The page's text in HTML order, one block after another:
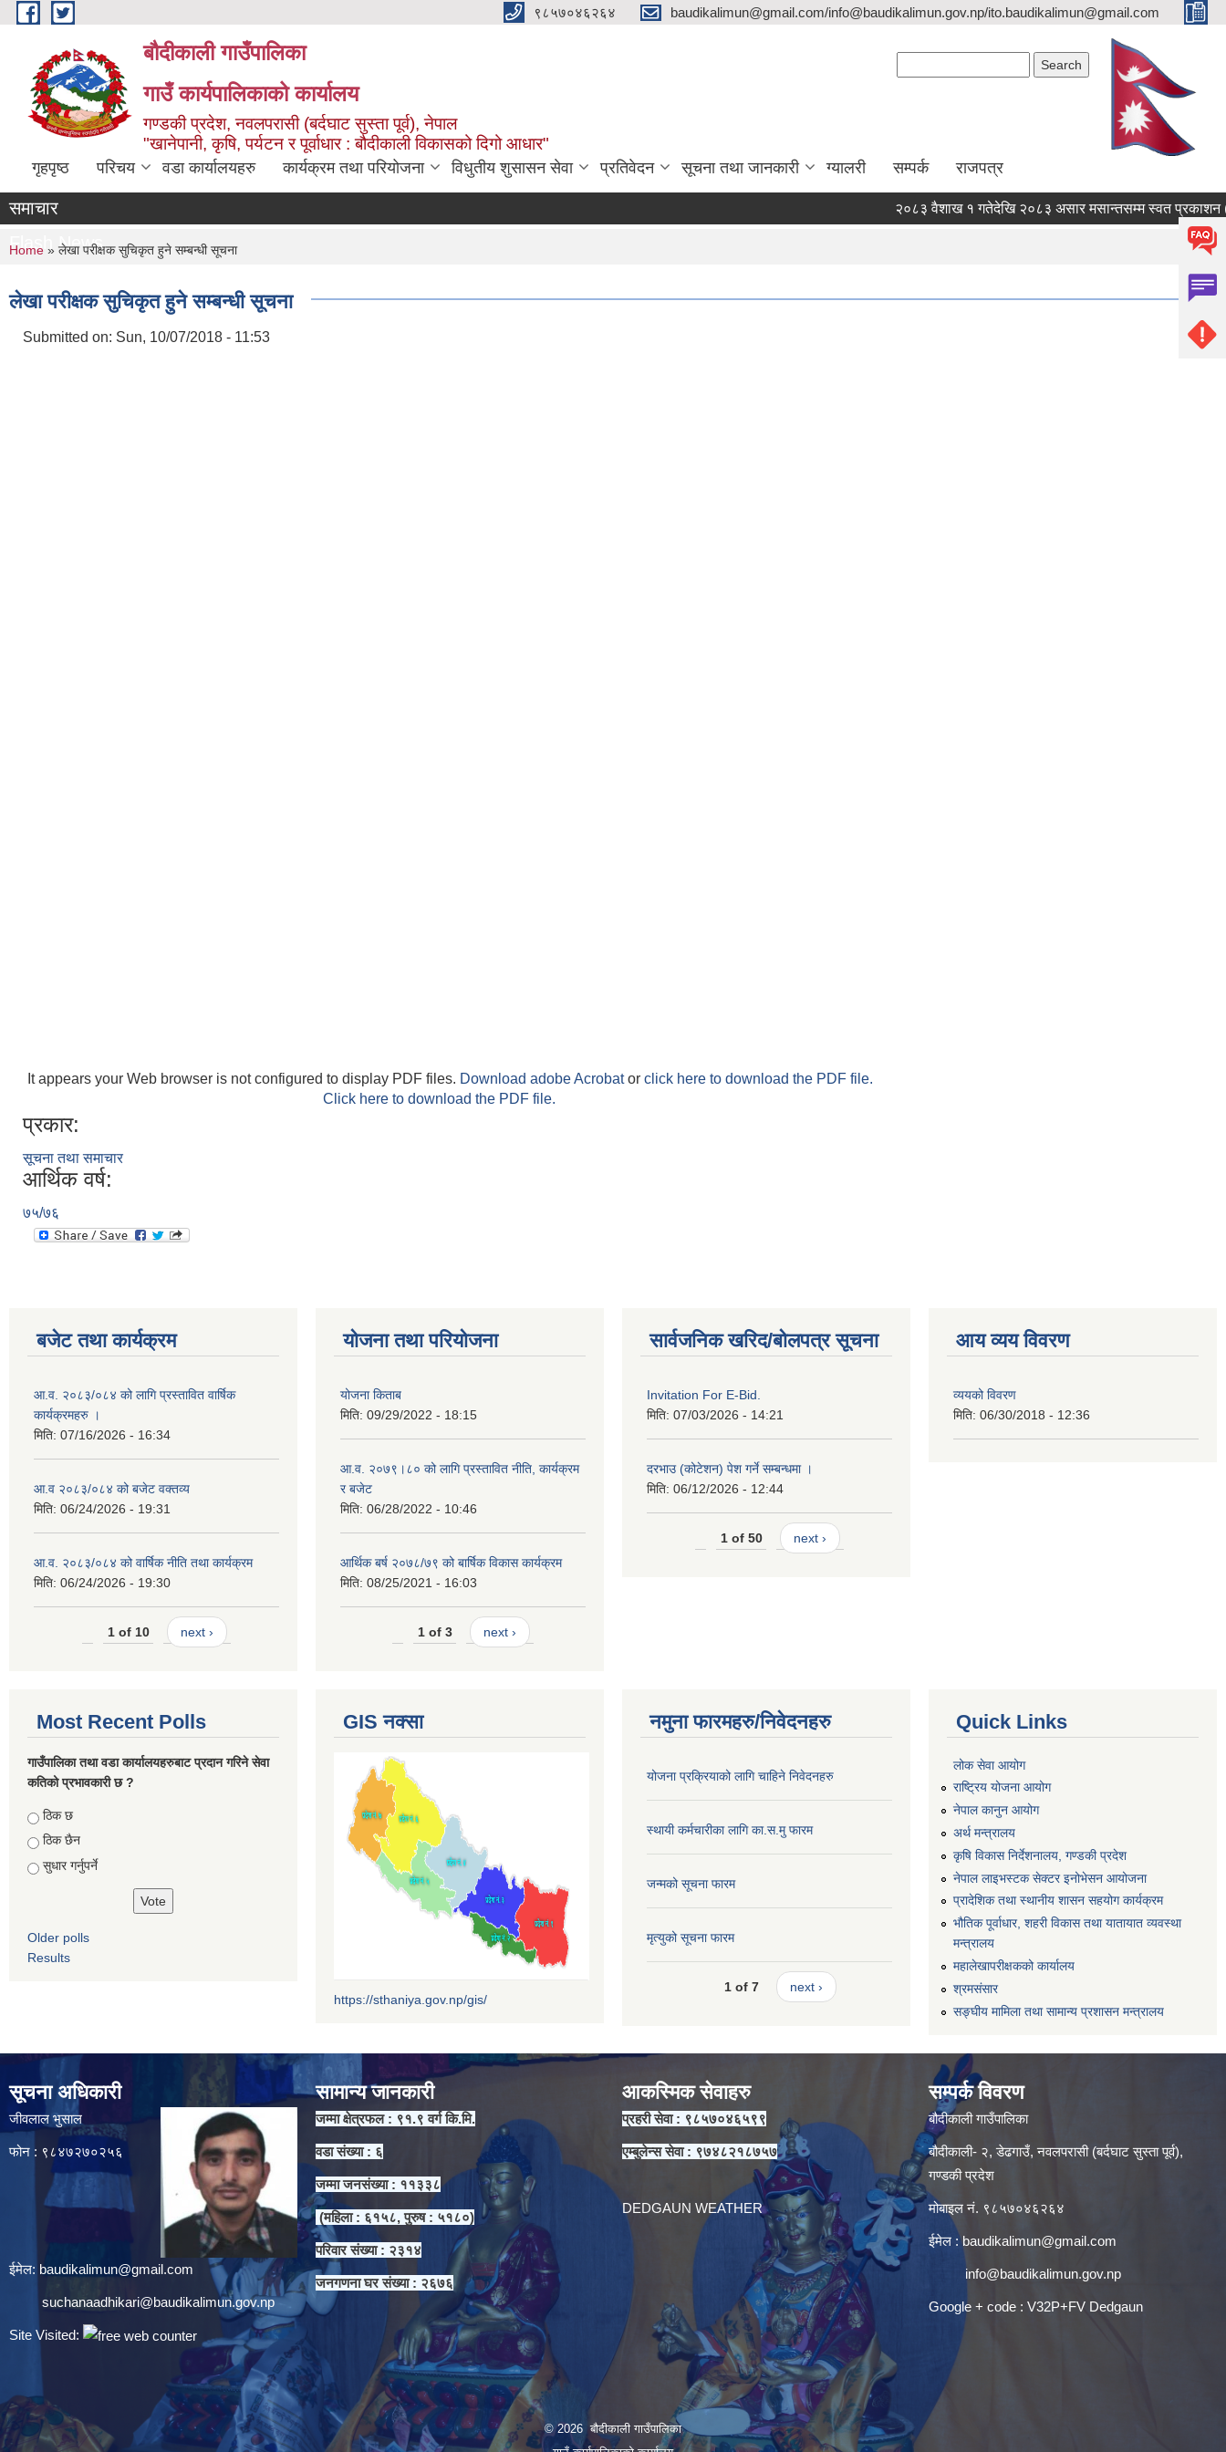
Skip to main content ९८५७०४६२६४ baudikalimun@gmail.com/info@baudikalimun.gov.np/ito.baudikalimun@gmail.com
बौदीकाली गाउँपालिका
गाउँ कार्यपालिकाको कार्यालय
गण्डकी प्रदेश, नवलपरासी (बर्दघाट सुस्ता पूर्व), नेपाल
"खानेपानी, कृषि, पर्यटन र पूर्वाधार : बौदीकाली विकासको दिगो आधार"
गृहपृष्ठ परिचय वडा कार्यालयहरु कार्यक्रम तथा परियोजना विधुतीय शुसासन सेवा प्रतिवेदन सूचना तथा जानकारी ग्यालरी सम्पर्क राजपत्र
समाचार २०८३ वैशाख १ गतेदेखि २०८३ असार मसान्तसम्म स्वत प्रकाशन
Flash News २०८३ वैशाख १ गतेदेखि २०८३ असार मसान्तसम्म स्वत प्रकाशन
You are here
Home » लेखा परीक्षक सुचिकृत हुने सम्बन्धी सूचना
लेखा परीक्षक सुचिकृत हुने सम्बन्धी सूचना
Submitted on: Sun, 10/07/2018 - 11:53
It appears your Web browser is not configured to display PDF files. Download adobe Acrobator click here to download the PDF file.
Click here to download the PDF file.
प्रकार:
सूचना तथा समाचार
आर्थिक वर्ष:
७५/७६
बजेट तथा कार्यक्रम
आ.व. २०८३/०८४ को लागि प्रस्तावित वार्षिक
कार्यक्रमहरु ।
मिति: 07/16/2026 - 16:34
आ.व २०८३/०८४ को बजेट वक्तव्य
मिति: 06/24/2026 - 19:31
आ.व. २०८३/०८४ को वार्षिक नीति तथा कार्यक्रम
मिति: 06/24/2026 - 19:30
1 of 10 next ›
योजना तथा परियोजना
योजना किताब
मिति: 09/29/2022 - 18:15
आ.व. २०७९।८० को लागि प्रस्तावित नीति, कार्यक्रम
र बजेट
मिति: 06/28/2022 - 10:46
आर्थिक बर्ष २०७८/७९ को बार्षिक विकास कार्यक्रम
मिति: 08/25/2021 - 16:03
1 of 3 next ›
सार्वजनिक खरिद/बोलपत्र सूचना
Invitation For E-Bid.
मिति: 07/03/2026 - 14:21
दरभाउ (कोटेशन) पेश गर्ने सम्बन्धमा ।
मिति: 06/12/2026 - 12:44
1 of 50 next ›
आय व्यय विवरण
व्ययको विवरण
मिति: 06/30/2018 - 12:36
Most Recent Polls
गाउँपालिका तथा वडा कार्यालयहरुबाट प्रदान गरिने सेवा
कतिको प्रभावकारी छ ?
Choices
ठिक छ
ठिक छैन
सुधार गर्नुपर्ने
Older polls
Results
GIS नक्सा
https://sthaniya.gov.np/gis/
नमुना फारमहरु/निवेदनहरु
योजना प्रक्रियाको लागि चाहिने निवेदनहरु
स्थायी कर्मचारीका लागि का.स.मु फारम
जन्मको सूचना फारम
मृत्युको सूचना फारम
1 of 7 next ›
Quick Links
लोक सेवा आयोग
राष्ट्रिय योजना आयोग
नेपाल कानुन आयोग
अर्थ मन्त्रालय
कृषि विकास निर्देशनालय, गण्डकी प्रदेश
नेपाल लाइभस्टक सेक्टर इनोभेसन आयोजना
प्रादेशिक तथा स्थानीय शासन सहयोग कार्यक्रम
भौतिक पूर्वाधार, शहरी विकास तथा यातायात व्यवस्था
मन्त्रालय
महालेखापरीक्षकको कार्यालय
श्रमसंसार
सङ्घीय मामिला तथा सामान्य प्रशासन मन्त्रालय
सूचना अधिकारी
जीवलाल भुसाल
फोन : ९८४७२७०२५६
ईमेल: baudikalimun@gmail.com
suchanaadhikari@baudikalimun.gov.np
Site Visited:
सामान्य जानकारी
जम्मा क्षेत्रफल : ९१.९ वर्ग कि.मि.
वडा संख्या : ६
जम्मा जनसंख्या : ११३३८
(महिला : ६१५८, पुरुष : ५१८०)
परिवार संख्या : २३१४
जनगणना घर संख्या : २६७६
आकस्मिक सेवाहरु
प्रहरी सेवा : ९८५७०४६५९९
एम्बुलेन्स सेवा : ९७४८२१८७५७
DEDGAUN WEATHER
सम्पर्क विवरण
बौदीकाली गाउँपालिका
बौदीकाली- २, डेढगाउँ, नवलपरासी (बर्दघाट सुस्ता पूर्व),
गण्डकी प्रदेश
मोबाइल नं. ९८५७०४६२६४
ईमेल :baudikalimun@gmail.com
info@baudikalimun.gov.np
Google + code : V32P+FV Dedgaun
© 2026 बौदीकाली गाउँपालिका